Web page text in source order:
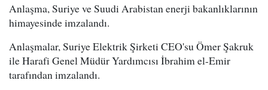
Anlaşma, Suriye ve Suudi Arabistan enerji bakanlıklarının
himayesinde imzalandı.
Anlaşmalar, Suriye Elektrik Şirketi CEO'su Ömer Şakruk
ile Harafi Genel Müdür Yardımcısı İbrahim el-Emir
tarafından imzalandı.